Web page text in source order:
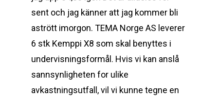
sent och jag känner att jag kommer bli
astrött imorgon. TEMA Norge AS leverer
6 stk Kemppi X8 som skal benyttes i
undervisningsformål. Hvis vi kan anslå
sannsynligheten for ulike
avkastningsutfall, vil vi kunne tegne en